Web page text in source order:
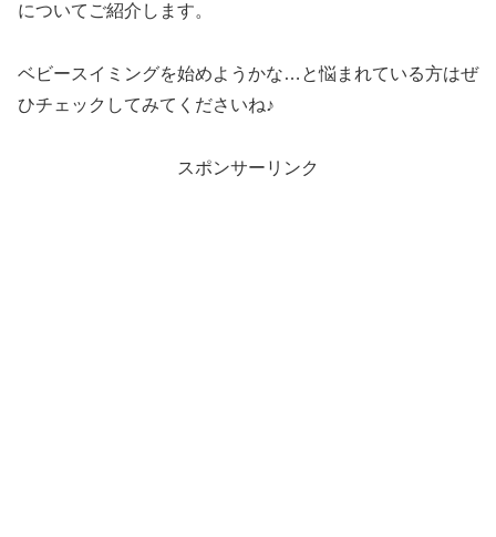
についてご紹介します。
ベビースイミングを始めようかな…と悩まれている方はぜ
ひチェックしてみてくださいね♪
スポンサーリンク